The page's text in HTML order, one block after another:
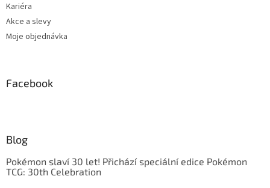
Kariéra
Akce a slevy
Moje objednávka
Facebook
Blog
Pokémon slaví 30 let! Přichází speciální edice Pokémon
TCG: 30th Celebration